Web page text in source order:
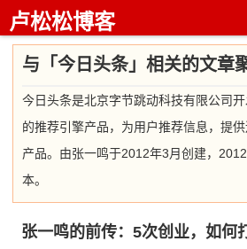
卢松松博客
与「今日头条」相关的文章
今日头条是北京字节跳动科技有限公司
的推荐引擎产品，为用户推荐信息，提
产品。由张一鸣于2012年3月创建，
本。
张一鸣的前传：5次创业，如何